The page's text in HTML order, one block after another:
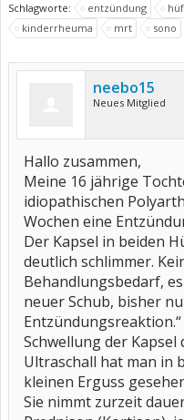
Schlagworte: entzündung
kinderrheuma
mrt sono
neebo15
Neues Mitglied
Hallo zusammen,
Meine 16 jährige
idiopathischen
Wochen eine
Der Kapsel in beiden
deutlich schlimmer.
Behandlungsbedarf,
neuer Schub, bisher
Schwellung der Kapsel
Ultraschall hat man in
kleinen Erguss
Sie nimmt zurzeit